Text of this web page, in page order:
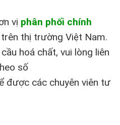
vị phân phối chính
trên thị trường Việt Nam.
hoá chất, vui lòng liên
số
được các chuyên viên tư